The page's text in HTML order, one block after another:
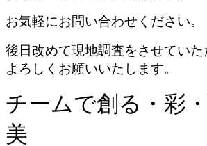
お気軽にお問い合わせください。
後日改めて現地調査をさせていた
よろしくお願いいたします。
チームで創る・彩
美